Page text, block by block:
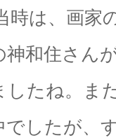
は、画家
神和住さん
したね。ま
でしたが、